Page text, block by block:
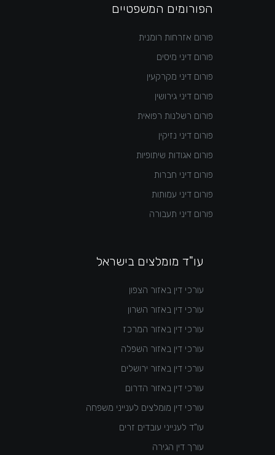
הפורומים המשפטיים
פורום אזרחות רומנית
פורום דיני מיסים
פורום דיני מקרקעין
פורום דיני גירושין
פורום רשלנות רפואית
פורום דיני נזיקין
פורום אגודות שיתופיות
פורום דיני חברות
פורום דיני עמותות
פורום דיני תעבורה
עו"ד מומלצים בישראל
עורכי דין באזור הצפון
עורכי דין באזור השרון
עורכי דין באזור המרכז
עורכי דין באזור השפלה
עורכי דין באזור ירושלים
עורכי דין באזור הדרום
עורכי דין מומלצים לענייני משפחה
עו"ד לענייני עובדים זרים
עורך דין הגירה